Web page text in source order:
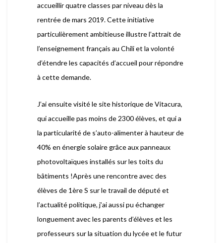
accueillir quatre classes par niveau dès la
rentrée de mars 2019. Cette initiative
particulièrement ambitieuse illustre l’attrait de
l’enseignement français au Chili et la volonté
d’étendre les capacités d’accueil pour répondre
à cette demande.
J’ai ensuite visité le site historique de Vitacura,
qui accueille pas moins de 2300 élèves, et qui a
la particularité de s’auto-alimenter à hauteur de
40% en énergie solaire grâce aux panneaux
photovoltaïques installés sur les toits du
bâtiments !Après une rencontre avec des
élèves de 1ère S sur le travail de député et
l’actualité politique, j’ai aussi pu échanger
longuement avec les parents d’élèves et les
professeurs sur la situation du lycée et le futur